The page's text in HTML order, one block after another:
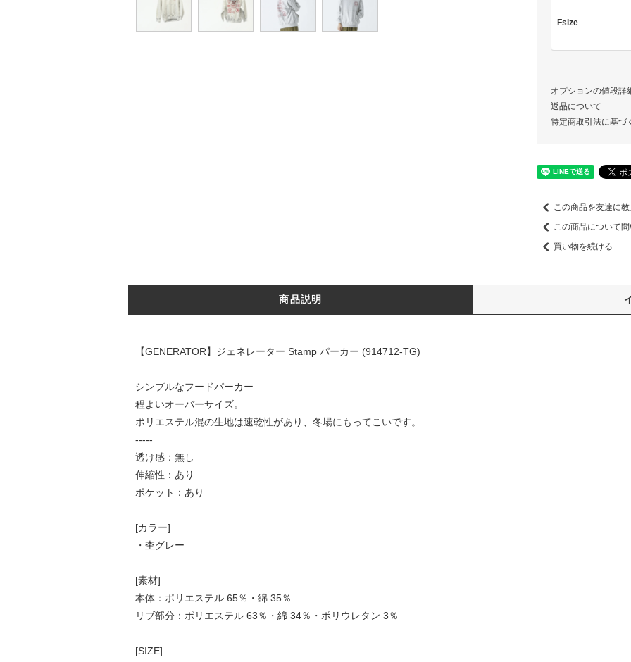
Fsize
オプションの値段詳
返品について
特定商取引法に基づ
この商品を友達に
この商品について
買い物を続ける
商品説明
【GENERATOR】ジェネレーター Stamp パーカー (914712-TG)
シンプルなフードパーカー
程よいオーバーサイズ。
ポリエステル混の生地は速乾性があり、冬場にもってこいです。
-----
透け感：無し
伸縮性：あり
ポケット：あり
[カラー]
・杢グレー
[素材]
本体：ポリエステル 65％・綿 35％
リブ部分：ポリエステル 63％・綿 34％・ポリウレタン 3％
[SIZE]